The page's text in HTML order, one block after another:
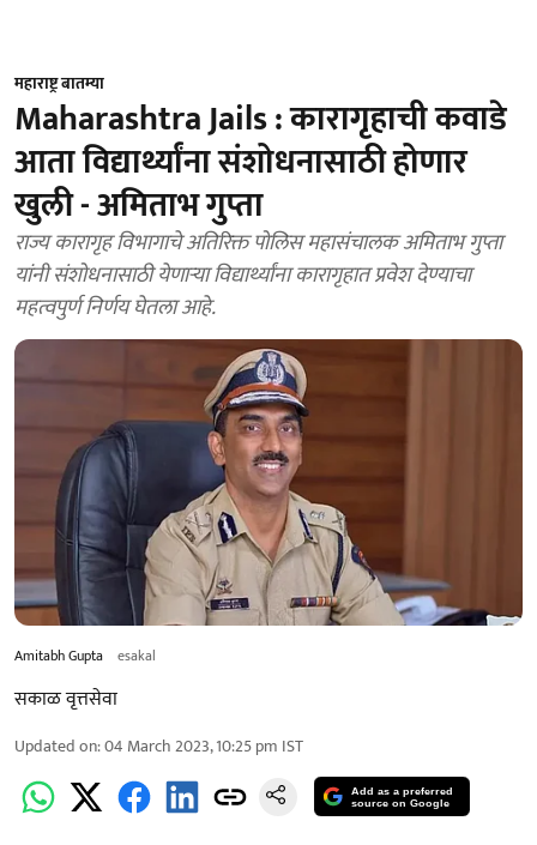
महाराष्ट्र बातम्या
Maharashtra Jails : कारागृहाची कवाडे
आता विद्यार्थ्यांना संशोधनासाठी होणार
खुली - अमिताभ गुप्ता
राज्य कारागृह विभागाचे अतिरिक्त पोलिस महासंचालक अमिताभ गुप्ता
यांनी संशोधनासाठी येणाऱ्या विद्यार्थ्यांना कारागृहात प्रवेश देण्याचा
महत्वपुर्ण निर्णय घेतला आहे.
Amitabh Gupta esakal
सकाळ वृत्तसेवा
Updated on:04 March 2023, 10:25 pm IST
Add as a preferred
source on Google